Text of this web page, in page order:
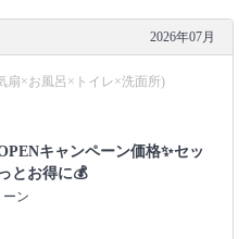
2026年07月
扇×お風呂×トイレ×洗面所)
キャンペーン価格✨セッ
とお得に💰
ン